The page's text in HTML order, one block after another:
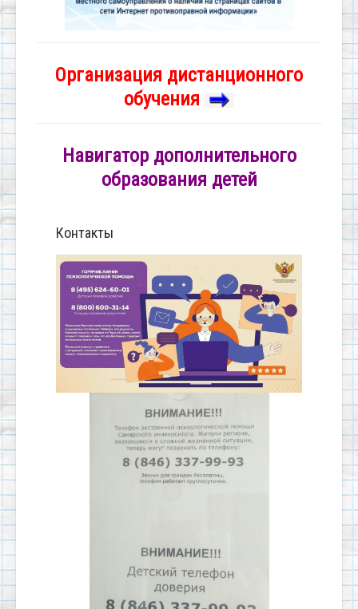
Организация дистанционного
обучения
Навигатор дополнительного
образования детей
Контакты